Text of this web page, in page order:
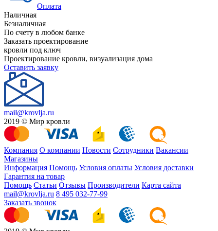
Оплата
Наличная
Безналичная
По счету в любом банке
Заказать проектирование
кровли под ключ
Проектирование кровли, визуализация дома
Оставить заявку
mail@krovlja.ru
2019 © Мир кровли
Компания О компании Новости Сотрудники Вакансии
Магазины
Информация Помощь Условия оплаты Условия доставки
Гарантия на товар
Помощь Статьи Отзывы Производители Карта сайта
mail@krovlja.ru 8 495 032-77-99
Заказать звонок